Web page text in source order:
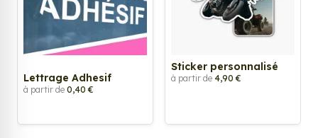
Lettrage Adhesif
à partir de 0,40 €
Sticker personnalisé
à partir de 4,90 €